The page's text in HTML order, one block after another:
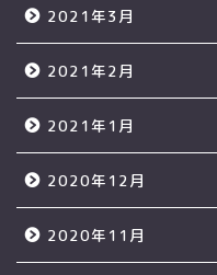
2021年3月
2021年2月
2021年1月
2020年12月
2020年11月